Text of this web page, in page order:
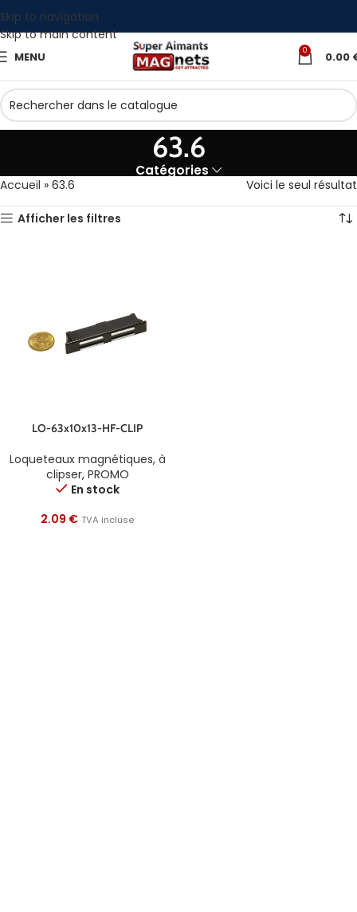
Skip to navigation
Skip to main content
MENU 0 0.00
63.6
Catégories
Accueil » 63.6 Voici le seul résultat
Afficher les filtres
LO-63x10x13-HF-CLIP
Loqueteaux magnétiques, à
clipser, PROMO
En stock
2.09 € TVA incluse